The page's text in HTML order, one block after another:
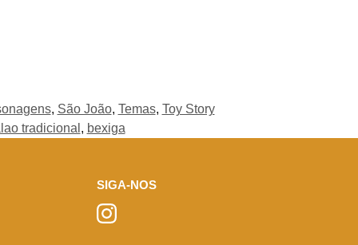
, São João, Temas, Toy Story
tradicional , bexiga
SIGA-NOS